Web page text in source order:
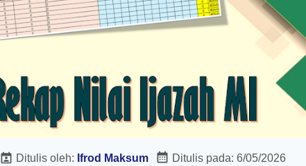
Ditulis oleh: Ifrod Maksum Ditulis pada: 6/05/2026